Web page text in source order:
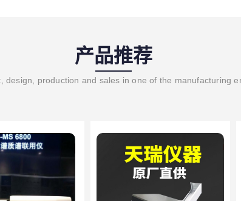
产品推荐
design, production and sales in one of the manufacturing